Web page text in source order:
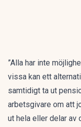
”Alla har inte
vissa kan ett
samtidigt ta ut
arbetsgivare om att
ut hela eller delar av